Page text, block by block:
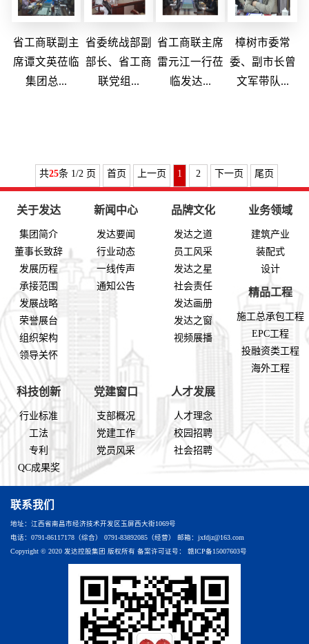
省工商联副主
席谭文英莅临
集团总...
省委统战部副
部长、省工商
联党组...
省工商联主席
雷元江一行莅
临发达...
樟树市委常
委、副市长曾
文军带队...
共25条 1/2 页 首页 上一页 1 2 下一页 尾页
关于发达
集团简介
董事长致辞
发展历程
承接范围
发展战略
荣誉展台
组织架构
领导关怀
新闻中心
发达要闻
行业动态
一线传声
通知公告
品牌文化
发达之道
员工风采
发达之星
社会责任
发达画册
发达之窗
视频展播
业务领域
建筑产业
装配式
设计
精品工程
施工总承包工程
EPC工程
投融资类工程
海外工程
科技创新
行业标准
工法
专利
QC成果奖
党建窗口
支部概况
党建工作
党员风采
人才发展
人才理念
校园招聘
社会招聘
联系我们
地址：江西省南昌市经济技术开发区玉屏西大街1069号
电话：0791-86117178（综合） 0791-83892085（经营） 邮箱：jxfdjz@163.com
Copyright © 2020 发达控股集团 版权所有 备案许可证号： 赣ICP备15007603号